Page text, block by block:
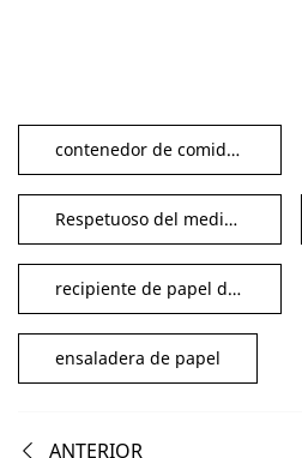
contenedor de comida biodegradable
Respetuoso del medio ambiente
recipiente de papel desechable
ensaladera de papel
ANTERIOR